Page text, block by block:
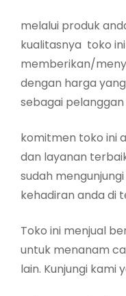
melalui produk
kualitasnya toko
memberikan/
dengan harga
sebagai
komitmen toko ini
dan layanan
sudah
kehadiran anda di
Toko ini menjual
untuk menanam
lain. Kunjungi kami